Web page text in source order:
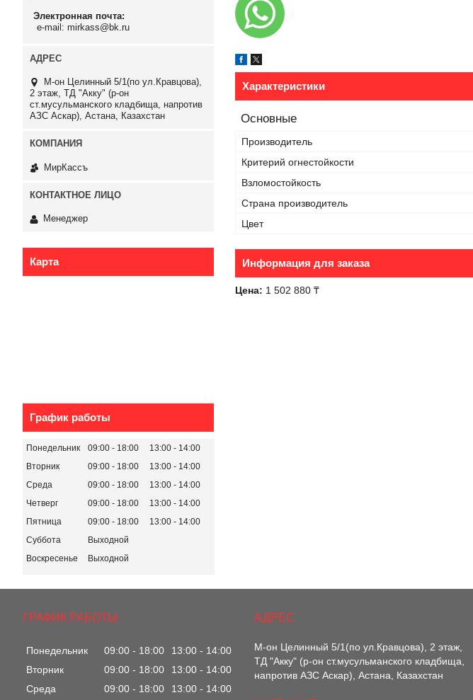
Характеристики
Основные
Производитель
Критерий огнестойкости
Взломостойкость
Страна производитель
Цвет
Информация для заказа
Цена: 1 502 880 ₸
Электронная почта
e-mail: mirkass@bk.ru
М-он Целинный 5/1(по ул.Кравцова),
2 этаж, ТД "Акку" (р-он
ст.мусульманского кладбища, напротив
АЗС Аскар), Астана, Казахстан
МирКассъ
Менеджер
Карта
График работы
Понедельник 09:00 18:00 13:00
14:00
Вторник
09:00 18:00 13:00
14:00
Среда
09:00 18:00 13:00
14:00
Четверг
09:00 18:00 13:00
14:00
Пятница
09:00 18:00 13:00
14:00
Суббота
Выходной
Воскресенье
Выходной
ГРАФИК РАБОТЫ
Понедельник 09:00 18:00 13:00
14:00
Вторник
09:00 18:00 13:00
14:00
Среда
09:00 18:00 13:00 14:00
М-он Целинный 5/1(по ул.Кравцова), 2 этаж,
ТД "Акку" (р-он ст.мусульманского кладбища,
напротив АЗС Аскар), Астана, Казахстан